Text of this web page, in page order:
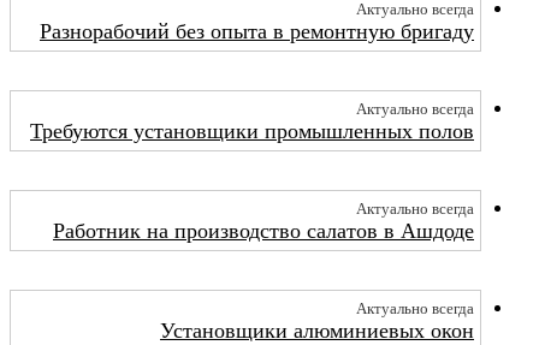
Актуально всегда
Разнорабочий без опыта в ремонтную бригаду
Актуально всегда
Требуются установщики промышленных полов
Актуально всегда
Работник на производство салатов в Ашдоде
Актуально всегда
Установщики алюминиевых окон